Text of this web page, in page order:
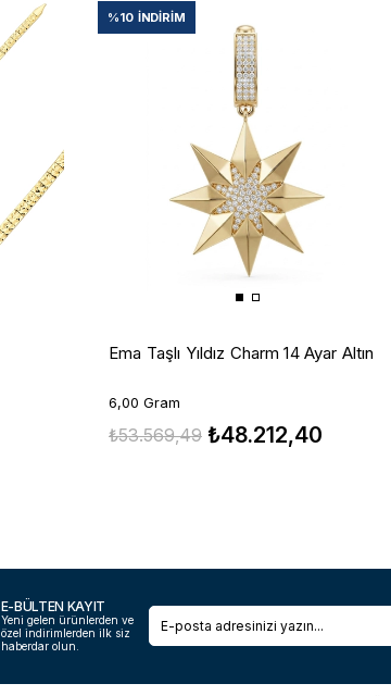
Ema Taşlı Yıldız Charm 14 Ayar Altın
6,00 Gram
₺48.212,40
₺53.569,49
%10 İNDIRIM
E-BÜLTEN KAYIT
Yeni gelen ürünlerden ve
özel indirimlerden ilk siz
haberdar olun.